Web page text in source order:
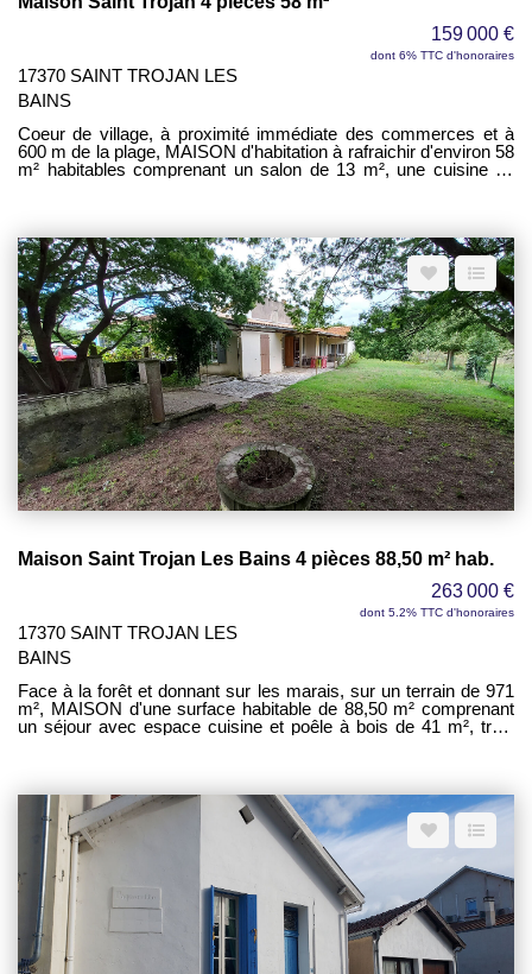
159 000 €
dont 6% TTC d'honoraires
17370 SAINT TROJAN LES
BAINS
Coeur de village, à proximité immédiate des commerces et à
600 m de la plage, MAISON d'habitation à rafraichir d'environ 58
m² habitables comprenant un salon de 13 m², une cuisine de
sur les toits du village - Petite cour extérieure.
Maison Saint Trojan Les Bains 4 pièces 88,50 m² hab.
263 000 €
dont 5.2% TTC d'honoraires
17370 SAINT TROJAN LES
BAINS
Face à la forêt et donnant sur les marais, sur un terrain de 971
m², MAISON d'une surface habitable de 88,50 m² comprenant
un séjour avec espace cuisine et poêle à bois de 41 m², trois